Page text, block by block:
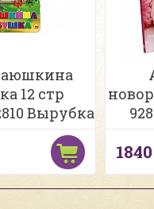
12 стр
Вырубка
про